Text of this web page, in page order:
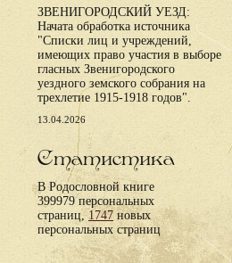
ЗВЕНИГОРОДСКИЙ УЕЗД:
Начата обработка источника
"Списки лиц и учреждений,
имеющих право участия в выборе
гласных Звенигородского
уездного земского собрания на
трехлетие 1915-1918 годов".
13.04.2026
Статистика
В Родословной книге
399979 персональных
страниц, 1747 новых
персональных страниц